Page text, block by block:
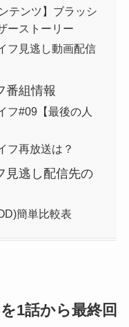
テンツ】ブラッシ
ーストーリー
フ見逃し動画配信
番組情報
フ#09【最後の人
フ再放送は？
見逃し配信先の
簡単比較表
1話から最終回